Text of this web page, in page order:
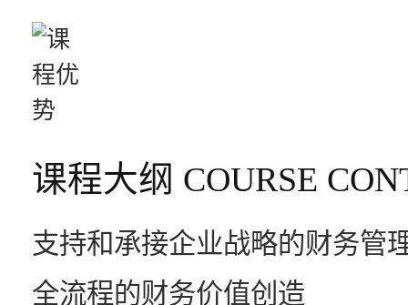
课程大纲 COURSE
支持和承接企业战略的财务管
全流程的财务价值创造